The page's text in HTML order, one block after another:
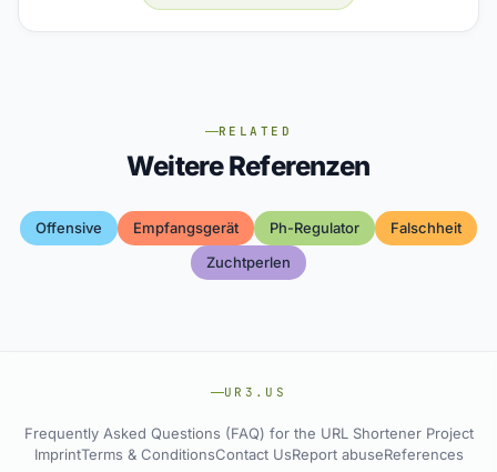
RELATED
Weitere Referenzen
Offensive Empfangsgerät Ph-Regulator
Falschheit
Zuchtperlen
UR3.US
Frequently Asked Questions (FAQ) for the URL Shortener Project
ImprintTerms & ConditionsContact UsReport abuseReferences